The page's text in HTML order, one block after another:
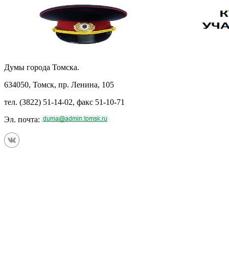
Думы города Томска.
634050, Томск, пр. Ленина, 105
тел. (3822) 51-14-02, факс 51-10-71
Эл. почта: